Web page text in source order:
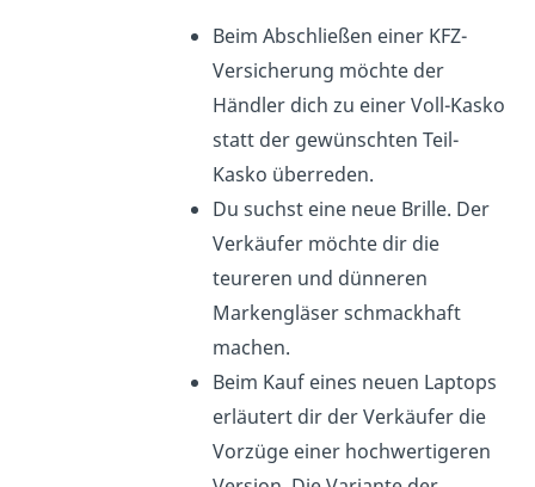
Beim Abschließen einer KFZ-
Versicherung möchte der
Händler dich zu einer Voll-Kasko
statt der gewünschten Teil-
Kasko überreden.
Du suchst eine neue Brille. Der
Verkäufer möchte dir die
teureren und dünneren
Markengläser schmackhaft
machen.
Beim Kauf eines neuen Laptops
erläutert dir der Verkäufer die
Vorzüge einer hochwertigeren